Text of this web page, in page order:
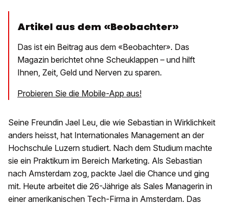
Artikel aus dem «Beobachter»
Das ist ein Beitrag aus dem «Beobachter». Das
Magazin berichtet ohne Scheuklappen – und hilft
Ihnen, Zeit, Geld und Nerven zu sparen.
Probieren Sie die Mobile-App aus!
Seine Freundin Jael Leu, die wie Sebastian in Wirklichkeit
anders heisst, hat Internationales Management an der
Hochschule Luzern studiert. Nach dem Studium machte
sie ein Praktikum im Bereich Marketing. Als Sebastian
nach Amsterdam zog, packte Jael die Chance und ging
mit. Heute arbeitet die 26-Jährige als Sales Managerin in
einer amerikanischen Tech-Firma in Amsterdam. Das